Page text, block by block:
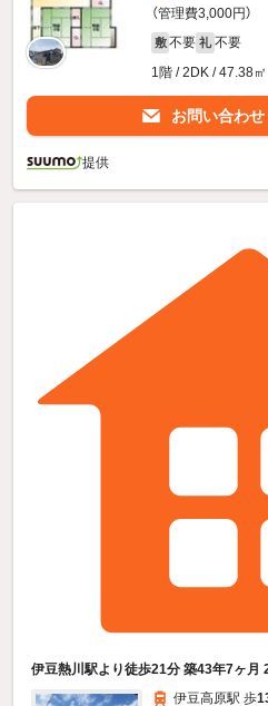
（管理費3,000円）
敷 不要 礼 不要
1階 / 2DK / 47.38㎡
お問い合わせ
提供
伊豆熱川駅より徒歩21分 築43年7ヶ月
伊豆高原駅 歩